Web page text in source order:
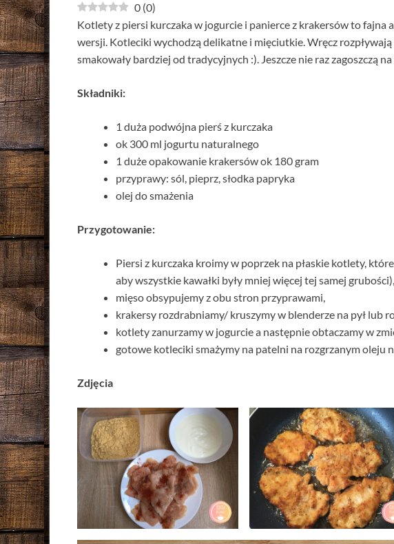
0 (0)
Kotlety z piersi kurczaka w jogurcie i panierce z krakersów to
wersji. Kotleciki wychodzą delikatne i mięciutkie. Wręcz
smakowały bardziej od tradycyjnych :). Jeszcze nie raz zagoszczą
Składniki:
1 duża podwójna pierś z kurczaka
ok 300 ml jogurtu naturalnego
1 duże opakowanie krakersów ok 180 gram
przyprawy: sól, pieprz, słodka papryka
olej do smażenia
Przygotowanie:
Piersi z kurczaka kroimy w poprzek na płaskie kotlety,
aby wszystkie kawałki były mniej więcej tej samej grubości),
mięso obsypujemy z obu stron przyprawami,
krakersy rozdrabniamy/ kruszymy w blenderze na pył lub
kotlety zanurzamy w jogurcie a następnie obtaczamy w
gotowe kotleciki smażymy na patelni na rozgrzanym oleju
Zdjęcia